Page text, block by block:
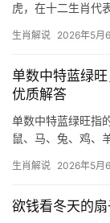
虎，在十二生肖代
中常暗指生肖鸡，
生肖解说 2026年5月
单数中特蓝绿
优质解答
单数中特蓝绿旺指
鼠、马、兔、鸡、
鼠，鼠排十二生肖
生肖解说 2026年5月
欲钱看冬天的